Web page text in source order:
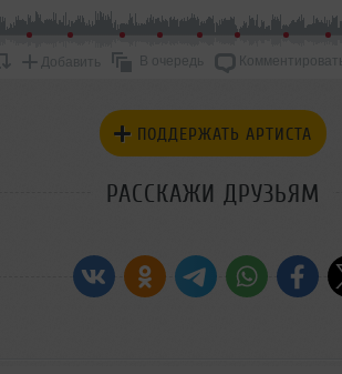
Добавить В очередь Комментировать
ПОДДЕРЖАТЬ АРТИСТА
РАССКАЖИ ДРУЗЬЯМ